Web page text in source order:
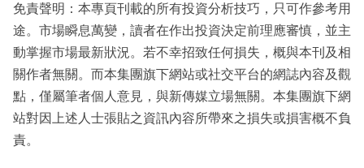
免責聲明：本專頁刊載的所有投資分析技巧，只可作參考用
途。市場瞬息萬變，讀者在作出投資決定前理應審慎，並主
動掌握市場最新狀況。若不幸招致任何損失，概與本刊及相
關作者無關。而本集團旗下網站或社交平台的網誌內容及觀
點，僅屬筆者個人意見，與新傳媒立場無關。本集團旗下網
站對因上述人士張貼之資訊內容所帶來之損失或損害概不負
責。